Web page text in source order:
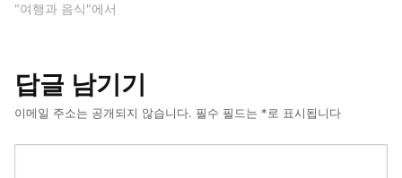
"여행과 음식"에서
답글 남기기
이메일 주소는 공개되지 않습니다. 필수 필드는 *로 표시됩니다